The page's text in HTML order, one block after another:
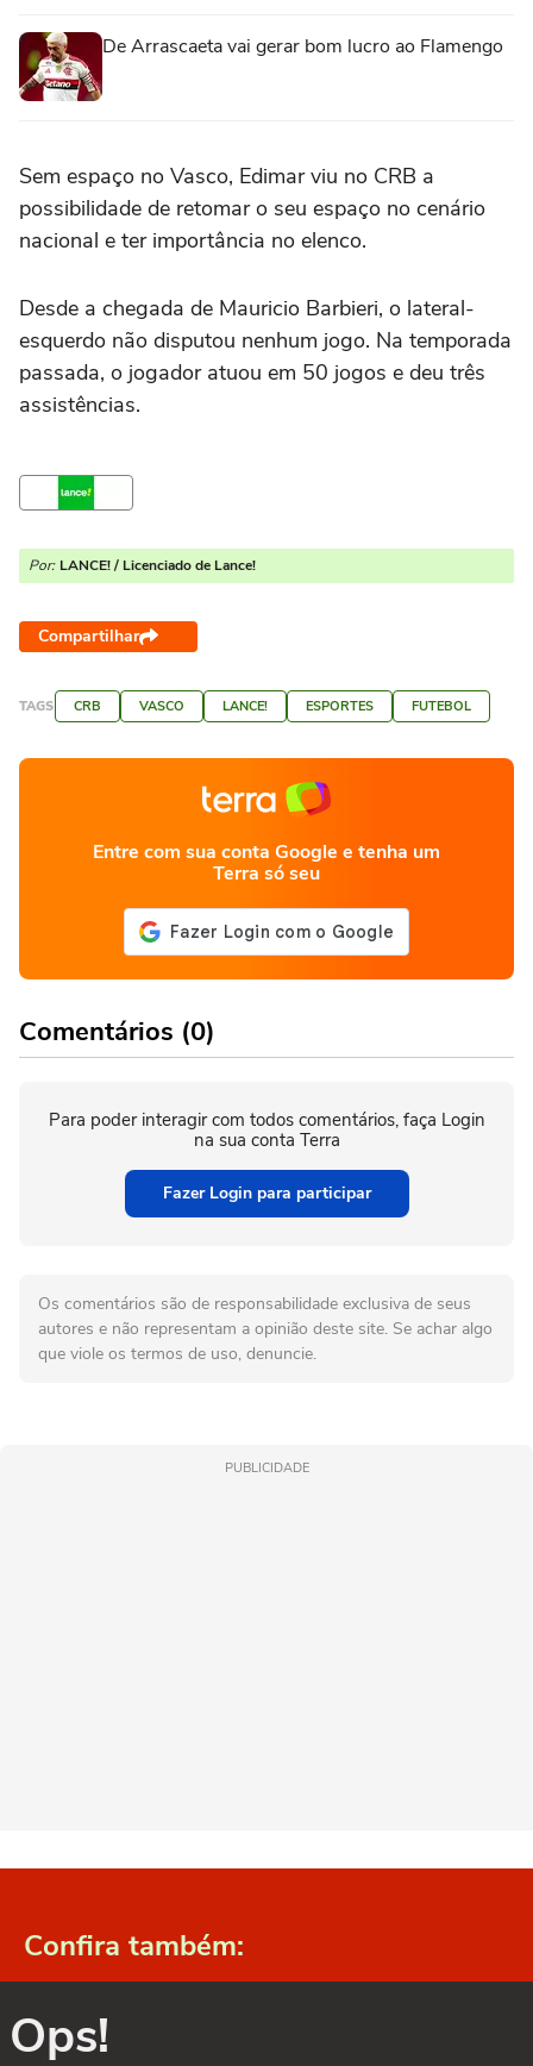
De Arrascaeta vai gerar bom lucro ao Flamengo
Sem espaço no Vasco, Edimar viu no CRB a
possibilidade de retomar o seu espaço no cenário
nacional e ter importância no elenco.
Desde a chegada de Mauricio Barbieri, o lateral-
esquerdo não disputou nenhum jogo. Na temporada
passada, o jogador atuou em 50 jogos e deu três
assistências.
Por: LANCE! / Licenciado de Lance!
Compartilhar
TAGS CRB VASCO LANCE! ESPORTES FUTEBOL
Entre com sua conta Google e tenha um
Terra só seu
Comentários (0)
Para poder interagir com todos comentários, faça Login
na sua conta Terra
Fazer Login para participar
Os comentários são de responsabilidade exclusiva de seus
autores e não representam a opinião deste site. Se achar algo
que viole os termos de uso, denuncie.
PUBLICIDADE
Confira também:
Ops!